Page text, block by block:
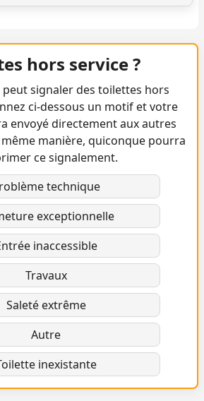
hors service ?
signaler des toilettes hors
ci-dessous un motif et votre
envoyé directement aux autres
manière, quiconque pourra
ce signalement.
technique
exceptionnelle
inaccessible
Travaux
Saleté extrême
Autre
inexistante